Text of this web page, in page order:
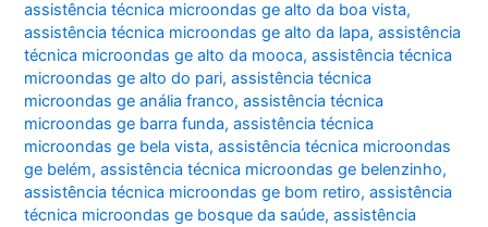
assistência técnica microondas ge alto da boa vista,
assistência técnica microondas ge alto da lapa,assistência
técnica microondas ge alto da mooca,assistência técnica
microondas ge alto do pari,assistência técnica
microondas ge anália franco,assistência técnica
microondas ge barra funda,assistência técnica
microondas ge bela vista,assistência técnica microondas
ge belém,assistência técnica microondas ge belenzinho,
assistência técnica microondas ge bom retiro,assistência
técnica microondas ge bosque da saúde,assistência